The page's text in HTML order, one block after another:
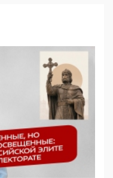
но
определять
намерено
право
объекты от
с